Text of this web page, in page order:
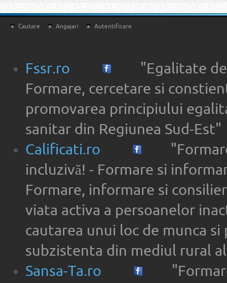
Cautare Angajari Autentificare
Fssr.ro
"Egalitate de
Formare, cercetare si
promovarea principiului
sanitar din Regiunea Sud-Est"
Calificati.ro
incluzivă! - Formare si
Formare, informare si
viata activa a persoanelor
cautarea unui loc de munca
subzistenta din mediul rural
Sansa-Ta.ro